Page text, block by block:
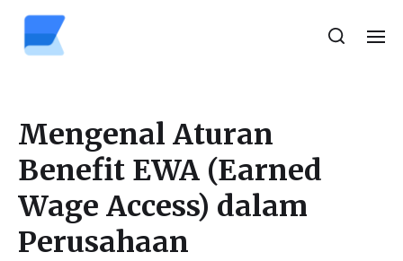
Mengenal Aturan
Benefit EWA (Earned
Wage Access) dalam
Perusahaan